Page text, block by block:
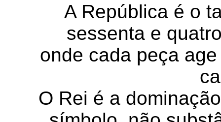
A República é o
sessenta e
onde cada peça
O Rei é a